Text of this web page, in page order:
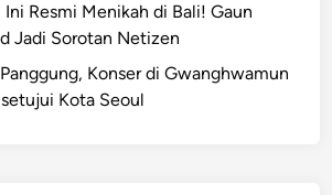
Ini Resmi Menikah di Bali! Gaun
Jadi Sorotan Netizen
Konser di Gwanghwamun
Kota Seoul